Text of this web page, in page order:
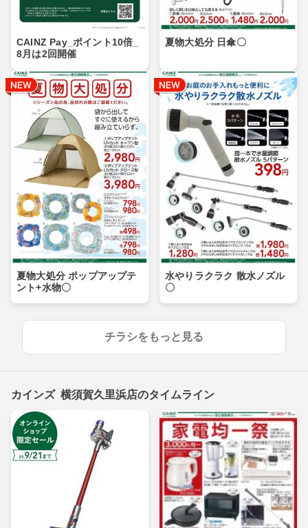
CAINZ Pay_ポイント10倍_
8月は2回開催
夏物大処分 日傘〇
夏物大処分 ポップアップテ
ント+水物〇
水やりラクラク 散水ノズル
〇
チラシをもっと見る
カインズ 横須賀久里浜店のタイムライン